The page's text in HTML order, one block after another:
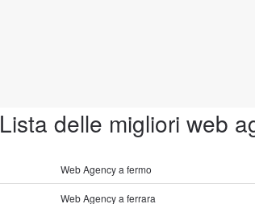
Lista delle migliori web
Web Agency a fermo
Web Agency a ferrara